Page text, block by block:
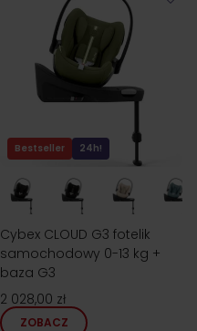
Bestseller 24h!
Cybex CLOUD G3 fotelik
samochodowy 0-13 kg +
baza G3
2 028,00 zł
ZOBACZ